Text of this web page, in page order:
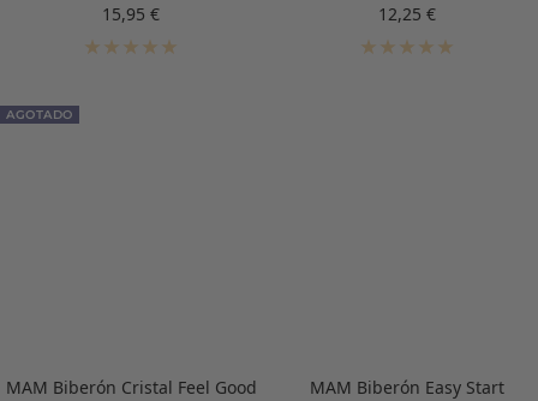
Precio
de
15,95 €
Precio
de
12,25 €
AGOTADO
MAM Biberón Cristal Feel Good
MAM Biberón Easy Start